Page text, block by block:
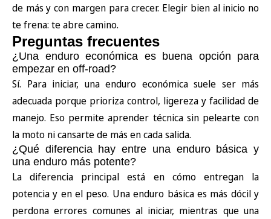
de más y con margen para crecer. Elegir bien al inicio no
te frena: te abre camino.
Preguntas frecuentes
¿Una enduro económica es buena opción para
empezar en off-road?
Sí. Para iniciar, una enduro económica suele ser más
adecuada porque prioriza control, ligereza y facilidad de
manejo. Eso permite aprender técnica sin pelearte con
la moto ni cansarte de más en cada salida.
¿Qué diferencia hay entre una enduro básica y
una enduro más potente?
La diferencia principal está en cómo entregan la
potencia y en el peso. Una enduro básica es más dócil y
perdona errores comunes al iniciar, mientras que una